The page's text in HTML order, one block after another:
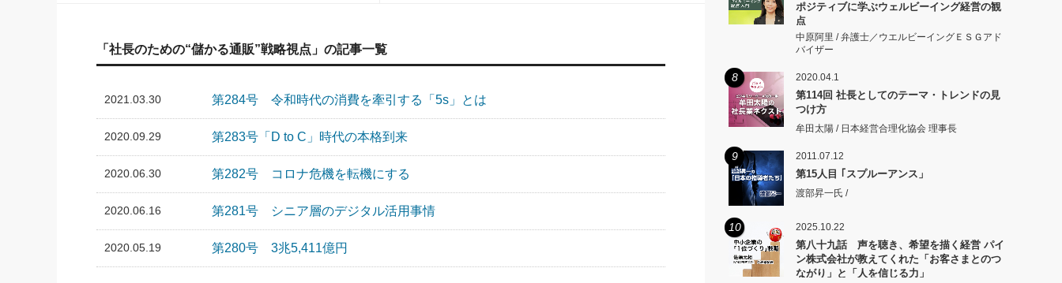
「社長のための“儲かる通販”戦略視点」の記事一覧
2021.03.30 第284号 令和時代の消費を牽引する「5s」とは
2020.09.29 第283号「D to C」時代の本格到来
2020.06.30 第282号 コロナ危機を転機にする
2020.06.16 第281号 シニア層のデジタル活用事情
2020.05.19 第280号 3兆5,411億円
ポジティブに学ぶウェルビーイング経営の観
点
中原阿里 / 弁護士／ウエルビーイングＥＳＧアド
バイザー
8 2020.04.1
第114回 社長としてのテーマ・トレンドの見
つけ方
牟田太陽 / 日本経営合理化協会 理事長
9 2011.07.12
第15人目 ｢スプルーアンス」
渡部昇一氏 /
10 2025.10.22
第八十九話 声を聴き、希望を描く経営 パイ
ン株式会社が教えてくれた「お客さまとのつ
ながり」と「人を信じる力」